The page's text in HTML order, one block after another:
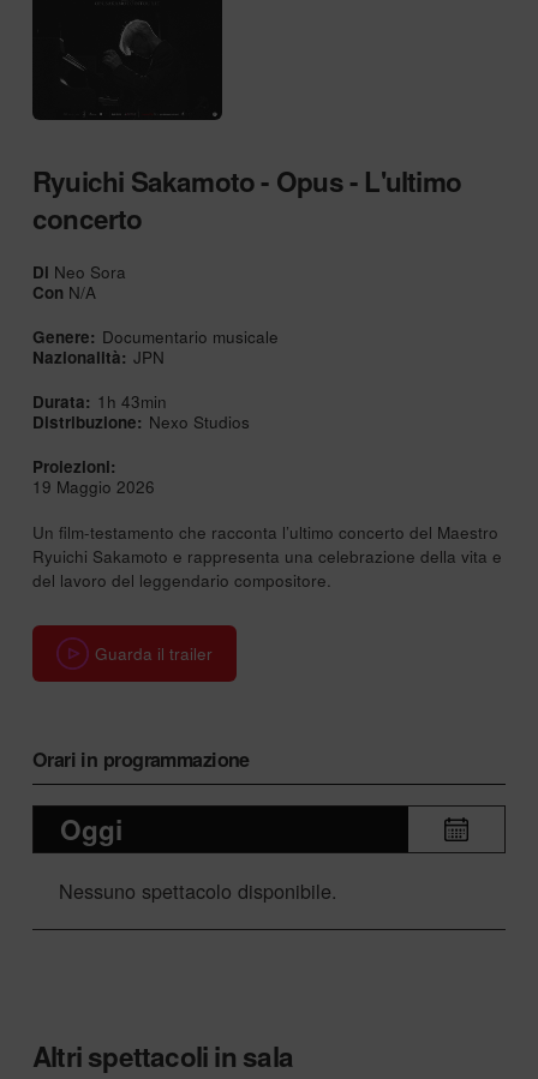
Ryuichi Sakamoto - Opus - L'ultimo
concerto
Di Neo Sora
Con N/A
Genere: Documentario musicale
Nazionalità: JPN
Durata: 1h 43min
Distribuzione: Nexo Studios
Proiezioni:
19 Maggio 2026
Un film-testamento che racconta l’ultimo concerto del Maestro
Ryuichi Sakamoto e rappresenta una celebrazione della vita e
del lavoro del leggendario compositore.
Guarda il trailer
Orari in programmazione
Oggi
Nessuno spettacolo disponibile.
Altri spettacoli in sala